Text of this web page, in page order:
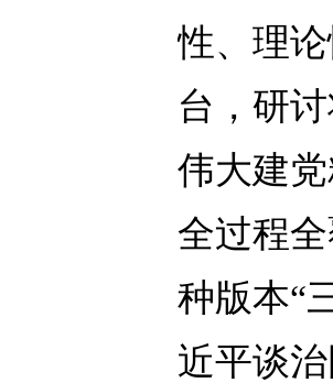
性、理
台，研
伟大建
全过程
种版本“
近平谈